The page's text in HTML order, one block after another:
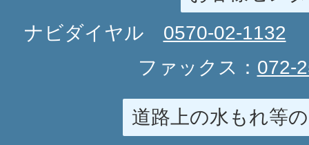
ナビダイヤル 0570-02-1132
ファックス： 072-
道路上の水もれ等